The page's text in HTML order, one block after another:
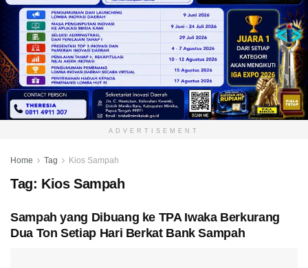
ADVERTISEMENT
Home Tag Kios Sampah
Tag: Kios Sampah
Sampah yang Dibuang ke TPA Iwaka Berkurang
Dua Ton Setiap Hari Berkat Bank Sampah